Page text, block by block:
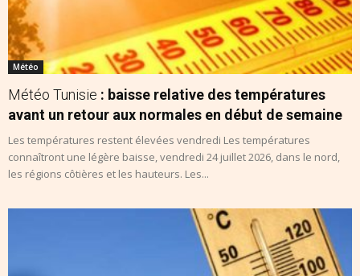
Météo
Météo Tunisie : baisse relative des températures
avant un retour aux normales en début de semaine
Les températures restent élevées vendredi Les températures
connaîtront une légère baisse, vendredi 24 juillet 2026, dans le nord,
les régions côtières et les hauteurs. Les...